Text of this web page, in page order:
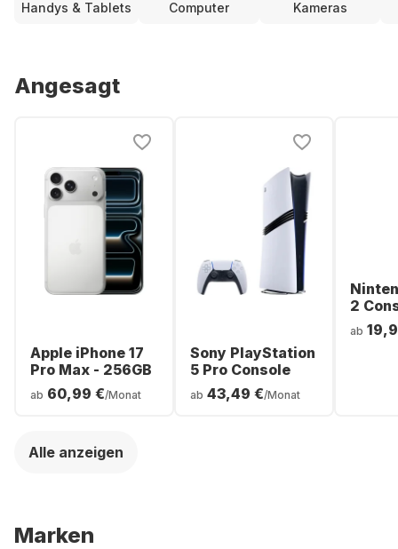
Handys & Tablets Computer Kameras
Angesagt
Apple iPhone 17
Pro Max - 256GB
ab 60,99 €/Monat
Sony PlayStation
5 Pro Console
ab 43,49 €/Monat
2
ab
Alle anzeigen
Marken